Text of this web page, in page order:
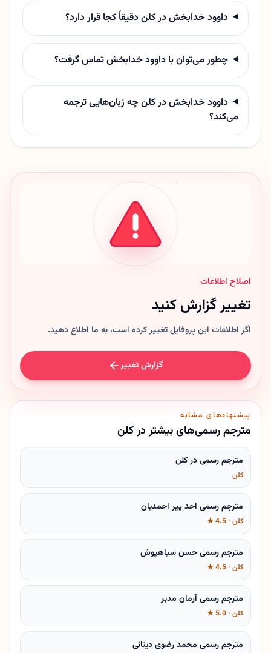
داوود خدابخش در کلن دقیقاً کجا قرار دارد؟
چطور می‌توان با داوود خدابخش تماس گرفت؟
داوود خدابخش در کلن چه زبان‌هایی ترجمه
می‌کند؟
اصلاح اطلاعات
تغییر گزارش کنید
اگر اطلاعات این پروفایل تغییر کرده است، به ما اطلاع دهید.
گزارش تغییر
پیشنهادهای مشابه
مترجم رسمی‌های بیشتر در کلن
مترجم رسمی در کلن
کلن
مترجم رسمی احد پیر احمدیان
کلن · 4.5 ★
مترجم رسمی حسن سیاهپوش
کلن · 4.5 ★
مترجم رسمی آرمان مدبر
کلن · 5.0 ★
مترجم رسمی محمد رضوی دینانی